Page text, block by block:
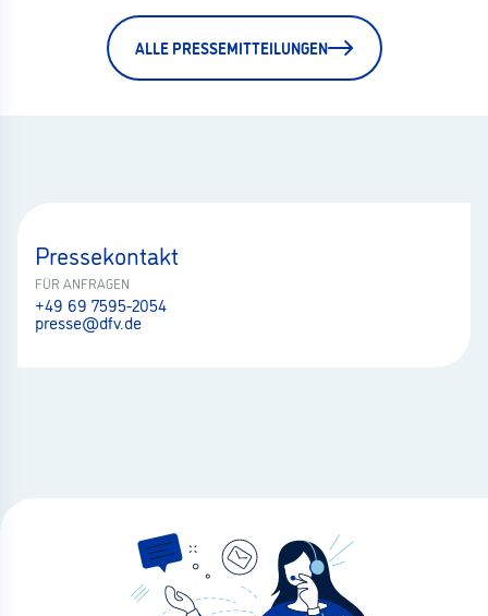
ALLE PRESSEMITTEILUNGEN
Pressekontakt
FÜR ANFRAGEN
+49 69 7595-2054
presse@dfv.de